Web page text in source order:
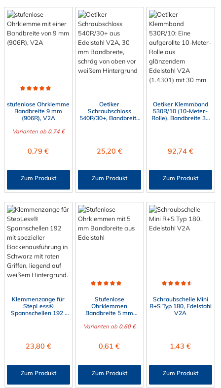
stufenlose Ohrklemme
Bandbreite 9 mm
(906R), V2A
Varianten ab0,74 €
Regulärer Preis:
0,79 €
Zum Produkt
Oetiker
Schraubschloss
540R/30+, Bandbreite
Regulärer Preis:
25,20 €
Zum Produkt
Oetiker Klemmband
530R/10 (10-Meter-
Rolle), Bandbreite 30
Regulärer Preis:
92,74 €
Zum Produkt
Klemmenzange für
StepLess®
Spannschellen 192 |
Regulärer Preis:
23,80 €
Zum Produkt
Stufenlose
Ohrklemmen
Bandbreite 5 mm
Varianten ab0,60 €
Regulärer Preis:
0,61 €
Zum Produkt
Schraubschelle Mini
R+S Typ 180, Edelstahl
V2A
Regulärer Preis:
1,43 €
Zum Produkt